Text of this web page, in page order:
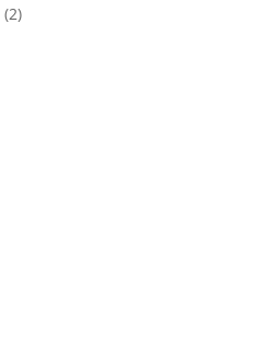
(2)